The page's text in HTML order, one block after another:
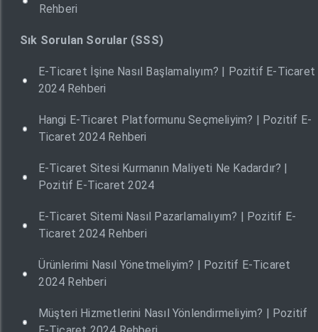
Rehberi
Sık Sorulan Sorular (SSS)
E-Ticaret İşine Nasıl Başlamalıyım? | Pozitif E-Ticaret
2024 Rehberi
Hangi E-Ticaret Platformunu Seçmeliyim? | Pozitif E-
Ticaret 2024 Rehberi
E-Ticaret Sitesi Kurmanın Maliyeti Ne Kadardır? |
Pozitif E-Ticaret 2024
E-Ticaret Sitemi Nasıl Pazarlamalıyım? | Pozitif E-
Ticaret 2024 Rehberi
Ürünlerimi Nasıl Yönetmeliyim? | Pozitif E-Ticaret
2024 Rehberi
Müşteri Hizmetlerini Nasıl Yönlendirmeliyim? | Pozitif